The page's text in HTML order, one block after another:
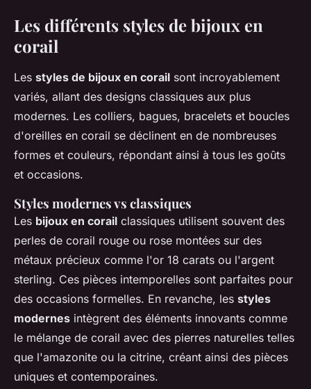
Les différents styles de bijoux en
corail
Les styles de bijoux en corail sont incroyablement
variés, allant des designs classiques aux plus
modernes. Les colliers, bagues, bracelets et boucles
d'oreilles en corail se déclinent en de nombreuses
formes et couleurs, répondant ainsi à tous les goûts
et occasions.
Styles modernes vs classiques
Les bijoux en corail classiques utilisent souvent des
perles de corail rouge ou rose montées sur des
métaux précieux comme l'or 18 carats ou l'argent
sterling. Ces pièces intemporelles sont parfaites pour
des occasions formelles. En revanche, les styles
modernes intègrent des éléments innovants comme
le mélange de corail avec des pierres naturelles telles
que l'amazonite ou la citrine, créant ainsi des pièces
uniques et contemporaines.